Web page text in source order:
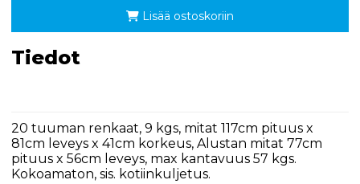
Lisää ostoskoriin
Tiedot
20 tuuman renkaat, 9 kgs, mitat 117cm pituus x
81cm leveys x 41cm korkeus, Alustan mitat 77cm
pituus x 56cm leveys, max kantavuus 57 kgs.
Kokoamaton, sis. kotiinkuljetus.